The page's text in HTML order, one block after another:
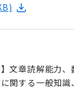
】文章読解能力
関する一般知